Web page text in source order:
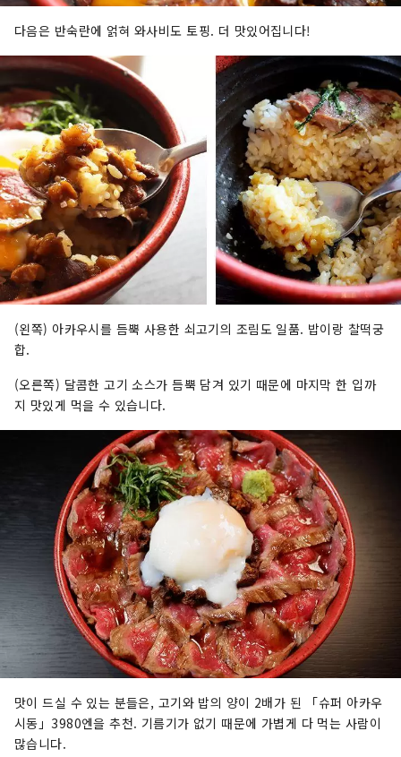
다음은 반숙란에 얽혀 와사비도 토핑. 더 맛있어집니다!
(왼쪽) 아카우시를 듬뿍 사용한 쇠고기의 조림도 일품. 밥이랑 찰떡궁
합.
(오른쪽) 달콤한 고기 소스가 듬뿍 담겨 있기 때문에 마지막 한 입까
지 맛있게 먹을 수 있습니다.
맛이 드실 수 있는 분들은, 고기와 밥의 양이 2배가 된 「슈퍼 아카우
시동」3980엔을 추천. 기름기가 없기 때문에 가볍게 다 먹는 사람이
많습니다.